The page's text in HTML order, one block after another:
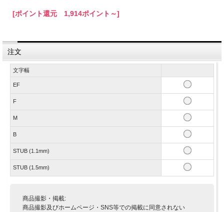
[ポイント還元 1,914ポイント～]
注文
文字幅
EF
F
M
B
STUB (1.1mm)
STUB (1.5mm)
商品撮影・掲載:
商品撮影及びホームページ・SNS等での掲載に同意されない